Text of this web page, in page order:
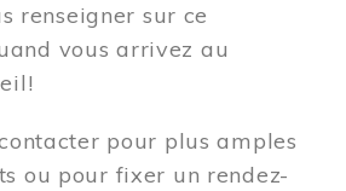
renseigner sur ce
vous arrivez au
pour plus amples
ou pour fixer un rendez-